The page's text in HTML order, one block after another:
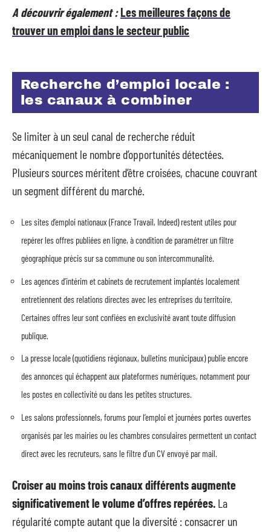
A découvrir également :Les meilleures façons de
trouver un emploi dans le secteur public
Recherche d’emploi locale :
les canaux à combiner
Se limiter à un seul canal de recherche réduit
mécaniquement le nombre d’opportunités détectées.
Plusieurs sources méritent d’être croisées, chacune couvrant
un segment différent du marché.
Les sites d’emploi nationaux (France Travail, Indeed) restent utiles pour
repérer les offres publiées en ligne, à condition de paramétrer un filtre
géographique précis sur sa commune ou son intercommunalité.
Les agences d’intérim et cabinets de recrutement implantés localement
entretiennent des relations directes avec les entreprises du territoire.
Certaines offres leur sont confiées en exclusivité avant toute diffusion
publique.
La presse locale (quotidiens régionaux, bulletins municipaux) publie encore
des annonces qui échappent aux plateformes numériques, notamment pour
les postes en collectivité ou dans les petites structures.
Les salons professionnels, forums pour l’emploi et journées portes ouvertes
organisés par les mairies ou les chambres consulaires permettent un contact
direct avec les recruteurs, sans le filtre d’un CV envoyé par mail.
Croiser au moins trois canaux différents augmente
significativement le volume d’offres repérées. La
régularité compte autant que la diversité : consacrer un